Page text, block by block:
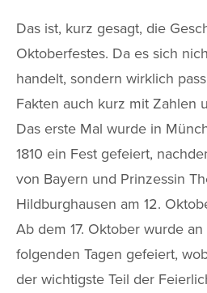
Das ist, kurz gesagt, die
Oktoberfestes. Da es sich
handelt, sondern wirklich
Fakten auch kurz mit Zahlen
Das erste Mal wurde in
1810 ein Fest gefeiert,
von Bayern und Prinzessin
Hildburghausen am 12.
Ab dem 17. Oktober wurde
folgenden Tagen gefeiert,
der wichtigste Teil der